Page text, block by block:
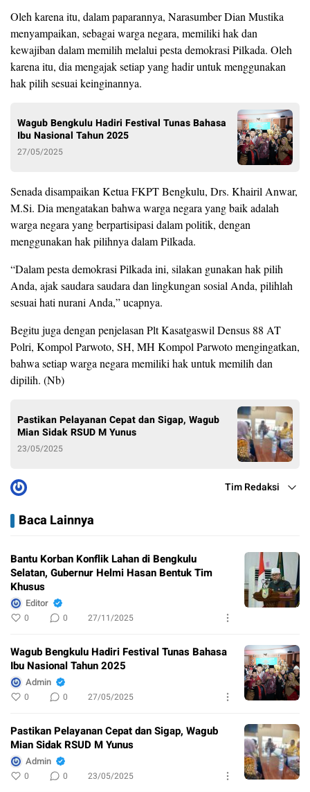
Oleh karena itu, dalam paparannya, Narasumber Dian Mustika
menyampaikan, sebagai warga negara, memiliki hak dan
kewajiban dalam memilih melalui pesta demokrasi Pilkada. Oleh
karena itu, dia mengajak setiap yang hadir untuk menggunakan
hak pilih sesuai keinginannya.
Wagub Bengkulu Hadiri Festival Tunas Bahasa
Ibu Nasional Tahun 2025
27/05/2025
Senada disampaikan Ketua FKPT Bengkulu, Drs. Khairil Anwar,
M.Si. Dia mengatakan bahwa warga negara yang baik adalah
warga negara yang berpartisipasi dalam politik, dengan
menggunakan hak pilihnya dalam Pilkada.
“Dalam pesta demokrasi Pilkada ini, silakan gunakan hak pilih
Anda, ajak saudara saudara dan lingkungan sosial Anda, pilihlah
sesuai hati nurani Anda,” ucapnya.
Begitu juga dengan penjelasan Plt Kasatgaswil Densus 88 AT
Polri, Kompol Parwoto, SH, MH Kompol Parwoto mengingatkan,
bahwa setiap warga negara memiliki hak untuk memilih dan
dipilih. (Nb)
Pastikan Pelayanan Cepat dan Sigap, Wagub
Mian Sidak RSUD M Yunus
23/05/2025
Tim Redaksi
Baca Lainnya
Bantu Korban Konflik Lahan di Bengkulu
Selatan, Gubernur Helmi Hasan Bentuk Tim
Khusus
Editor
0 0 27/11/2025
Wagub Bengkulu Hadiri Festival Tunas Bahasa
Ibu Nasional Tahun 2025
Admin
0 0 27/05/2025
Pastikan Pelayanan Cepat dan Sigap, Wagub
Mian Sidak RSUD M Yunus
Admin
0 0 23/05/2025